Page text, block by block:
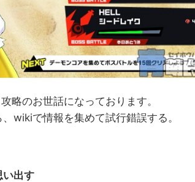
略のお世話になっております。
wikiで情報を集めて試行錯誤する。
い出す